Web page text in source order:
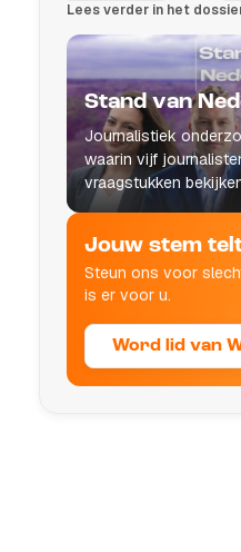
Lees verder in het
Stand van
Journalistiek
waarin vijf
vraagstukken
leven raken.
Jouw stem
Steun ons voor
is er voor u.
Word lid van